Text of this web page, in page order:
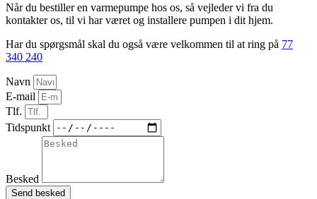
Når du bestiller en varmepumpe hos os, så vejleder vi fra du
kontakter os, til vi har været og installere pumpen i dit hjem.
Har du spørgsmål skal du også være velkommen til at ring på 77
340 240
Navn
E-mail
Tlf.
Tidspunkt
Besked
Send besked